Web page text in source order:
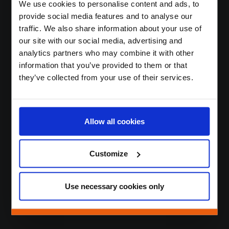
We use cookies to personalise content and ads, to
provide social media features and to analyse our
traffic. We also share information about your use of
our site with our social media, advertising and
analytics partners who may combine it with other
information that you’ve provided to them or that
they’ve collected from your use of their services.
Allow all cookies
Customize
Use necessary cookies only
Мы повышаем
лояльность и
вовлеченность
устойчивые,
инновационные и
эффективные
способы.